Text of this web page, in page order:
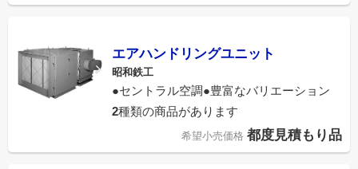
エアハンドリングユニット
昭和鉄工
●セントラル空調●豊富なバリエーション
2種類の商品があります
希望小売価格 都度見積もり品